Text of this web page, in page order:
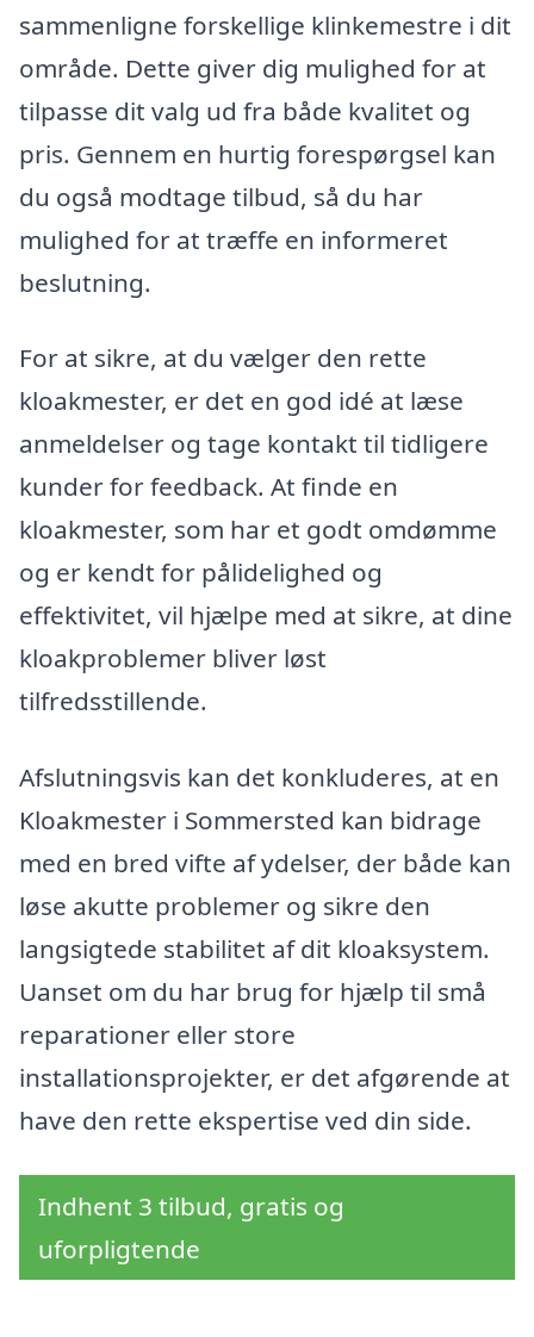
sammenligne forskellige klinkemestre i dit
område. Dette giver dig mulighed for at
tilpasse dit valg ud fra både kvalitet og
pris. Gennem en hurtig forespørgsel kan
du også modtage tilbud, så du har
mulighed for at træffe en informeret
beslutning.
For at sikre, at du vælger den rette
kloakmester, er det en god idé at læse
anmeldelser og tage kontakt til tidligere
kunder for feedback. At finde en
kloakmester, som har et godt omdømme
og er kendt for pålidelighed og
effektivitet, vil hjælpe med at sikre, at dine
kloakproblemer bliver løst
tilfredsstillende.
Afslutningsvis kan det konkluderes, at en
Kloakmester i Sommersted kan bidrage
med en bred vifte af ydelser, der både kan
løse akutte problemer og sikre den
langsigtede stabilitet af dit kloaksystem.
Uanset om du har brug for hjælp til små
reparationer eller store
installationsprojekter, er det afgørende at
have den rette ekspertise ved din side.
Indhent 3 tilbud, gratis og
uforpligtende